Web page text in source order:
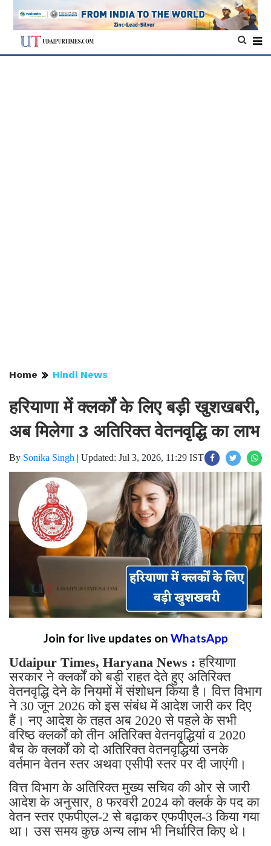
Home Hindi News
हरियाणा में क्लर्कों के लिए बड़ी खुशखबरी,
अब मिलेगा 3 अतिरिक्त वेतनवृद्धि का लाभ
By Sonika Singh | Updated: Jul 3, 2026, 11:29 IST
Join for live updates on WhatsApp
Udaipur Times, Haryana News :हरियाणा
सरकार ने क्लर्कों को बड़ी राहत देते हुए अतिरिक्त
वेतनवृद्धि देने के नियमों में संशोधन किया है। वित्त विभाग
ने 30 जून 2026 को इस संबंध में आदेश जारी कर दिए
हैं। नए आदेश के तहत अब 2020 से पहले के सभी
वरिष्ठ क्लर्कों को तीन अतिरिक्त वेतनवृद्धियां व 2020
बैच के क्लर्कों को दो अतिरिक्त वेतनवृद्धियां उनके
वर्तमान वेतन स्तर अथवा एसीपी स्तर पर दी जाएंगी।
वित्त विभाग के अतिरिक्त मुख्य सचिव की ओर से जारी
आदेश के अनुसार, 8 फरवरी 2024 को क्लर्क के पद का
वेतन स्तर एफपीएल-2 से बढ़ाकर एफपीएल-3 किया गया
था। उस समय कुछ अन्य लाभ भी निर्धारित किए थे।